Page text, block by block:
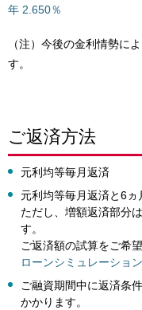
年 2.650％
（注）今後の金利情勢に
す。
ご返済方法
元利均等毎月返済
元利均等毎月返済と6
ただし、増額返済部分
す。
ご返済額の試算をご希
ローンシミュレーション
ご融資期間中に返済条
かかります。